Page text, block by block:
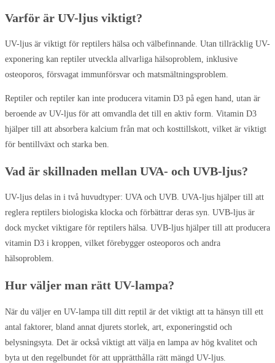
Varför är UV-ljus viktigt?
UV-ljus är viktigt för reptilers hälsa och välbefinnande. Utan tillräcklig UV-
exponering kan reptiler utveckla allvarliga hälsoproblem, inklusive
osteoporos, försvagat immunförsvar och matsmältningsproblem.
Reptiler och reptiler kan inte producera vitamin D3 på egen hand, utan är
beroende av UV-ljus för att omvandla det till en aktiv form. Vitamin D3
hjälper till att absorbera kalcium från mat och kosttillskott, vilket är viktigt
för bentillväxt och starka ben.
Vad är skillnaden mellan UVA- och UVB-ljus?
UV-ljus delas in i två huvudtyper: UVA och UVB. UVA-ljus hjälper till att
reglera reptilers biologiska klocka och förbättrar deras syn. UVB-ljus är
dock mycket viktigare för reptilers hälsa. UVB-ljus hjälper till att producera
vitamin D3 i kroppen, vilket förebygger osteoporos och andra
hälsoproblem.
Hur väljer man rätt UV-lampa?
När du väljer en UV-lampa till ditt reptil är det viktigt att ta hänsyn till ett
antal faktorer, bland annat djurets storlek, art, exponeringstid och
belysningsyta. Det är också viktigt att välja en lampa av hög kvalitet och
byta ut den regelbundet för att upprätthålla rätt mängd UV-ljus.